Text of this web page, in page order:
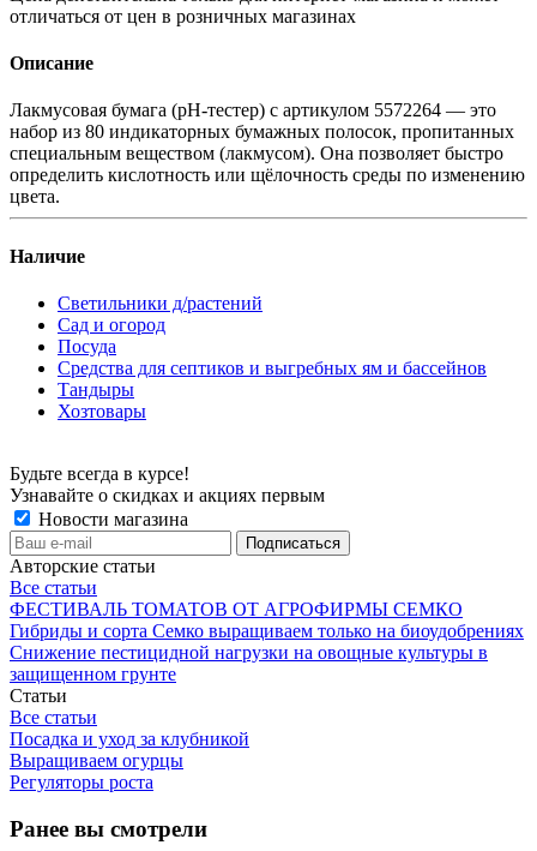
отличаться от цен в розничных магазинах
Описание
Лакмусовая бумага (pH-тестер) с артикулом 5572264 — это
набор из 80 индикаторных бумажных полосок, пропитанных
специальным веществом (лакмусом). Она позволяет быстро
определить кислотность или щёлочность среды по изменению
цвета.
Наличие
Светильники д/растений
Сад и огород
Посуда
Средства для септиков и выгребных ям и бассейнов
Тандыры
Хозтовары
Будьте всегда в курсе!
Узнавайте о скидках и акциях первым
Новости магазина
Авторские статьи
Все статьи
ФЕСТИВАЛЬ ТОМАТОВ ОТ АГРОФИРМЫ СЕМКО
Гибриды и сорта Семко выращиваем только на биоудобрениях
Снижение пестицидной нагрузки на овощные культуры в
защищенном грунте
Статьи
Все статьи
Посадка и уход за клубникой
Выращиваем огурцы
Регуляторы роста
Ранее вы смотрели